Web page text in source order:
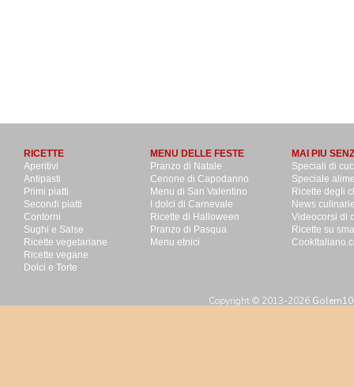
RICETTE
Aperitivi
Antipasti
Primi piatti
Secondi piatti
Contorni
Sughi e Salse
Ricette vegetariane
Ricette vegane
Dolci e Torte
MENU DELLE FESTE
Pranzo di Natale
Cenone di Capodanno
Menu di San Valentino
I dolci di Carnevale
Ricette di Halloween
Pranzo di Pasqua
Menu etnici
MAI PIU
Speciali di
Speciale
Ricette degli
News
Videocorsi di
Ricette su
Copyright © 2013-2026